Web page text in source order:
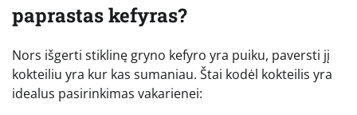
paprastas kefyras?
Nors išgerti stiklinę gryno kefyro yra puiku, paversti jį
kokteiliu yra kur kas sumaniau. Štai kodėl kokteilis yra
idealus pasirinkimas vakarienei: